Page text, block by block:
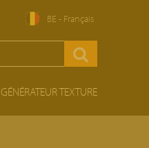
BE - Français
GÉNÉRATEUR TEXTURE